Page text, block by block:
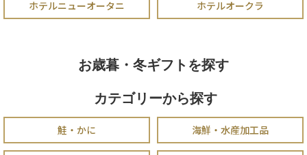
ホテルニューオータニ ホテルオークラ
お歳暮・冬ギフトを探す
カテゴリーから探す
鮭・かに 海鮮・水産加工品